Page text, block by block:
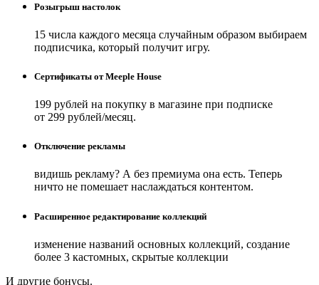
Розыгрыш настолок
15 числа каждого месяца случайным образом выбираем
подписчика, который получит игру.
Сертификаты от Meeple House
199 рублей на покупку в магазине при подписке
от 299 рублей/месяц.
Отключение рекламы
видишь рекламу? А без премиума она есть. Теперь
ничто не помешает наслаждаться контентом.
Расширенное редактирование коллекций
изменение названий основных коллекций, создание
более 3 кастомных, скрытые коллекции
И другие бонусы.